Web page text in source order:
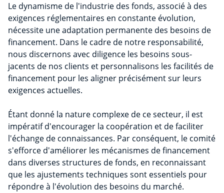
Le dynamisme de l'industrie des fonds, associé à des
exigences réglementaires en constante évolution,
nécessite une adaptation permanente des besoins de
financement. Dans le cadre de notre responsabilité,
nous discernons avec diligence les besoins sous-
jacents de nos clients et personnalisons les facilités de
financement pour les aligner précisément sur leurs
exigences actuelles.
Étant donné la nature complexe de ce secteur, il est
impératif d'encourager la coopération et de faciliter
l'échange de connaissances. Par conséquent, le comité
s'efforce d'améliorer les mécanismes de financement
dans diverses structures de fonds, en reconnaissant
que les ajustements techniques sont essentiels pour
répondre à l'évolution des besoins du marché.